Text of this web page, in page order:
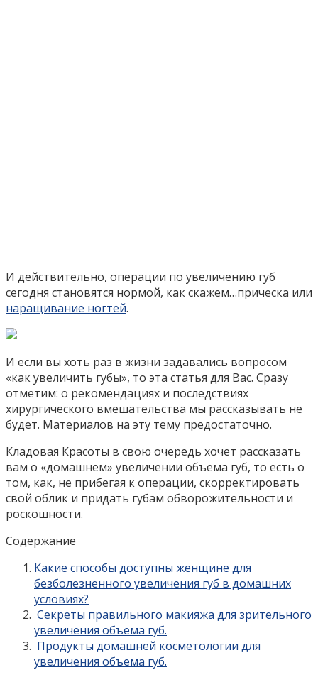
И действительно, операции по увеличению губ
сегодня становятся нормой, как скажем…прическа или
наращивание ногтей.
И если вы хоть раз в жизни задавались вопросом
«как увеличить губы», то эта статья для Вас. Сразу
отметим: о рекомендациях и последствиях
хирургического вмешательства мы рассказывать не
будет. Материалов на эту тему предостаточно.
Кладовая Красоты в свою очередь хочет рассказать
вам о «домашнем» увеличении объема губ, то есть о
том, как, не прибегая к операции, скорректировать
свой облик и придать губам обворожительности и
роскошности.
Содержание
Какие способы доступны женщине для
безболезненного увеличения губ в домашних
условиях?
Секреты правильного макияжа для зрительного
увеличения объема губ.
Продукты домашней косметологии для
увеличения объема губ.